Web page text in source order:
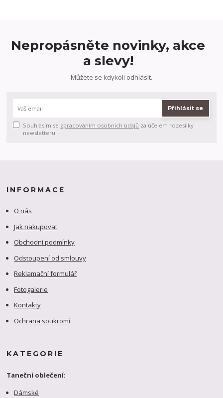
Nepropásněte novinky, akce
a slevy!
Můžete se kdykoli odhlásit.
Přihlásit se
Souhlasím se zpracováním osobních údajů za účelem rozesílky
newsletteru.
INFORMACE
O nás
Jak nakupovat
Obchodní podmínky
Odstoupení od smlouvy
Reklamační formulář
Fotogalerie
Kontakty
Ochrana soukromí
KATEGORIE
Taneční oblečení:
Dámské